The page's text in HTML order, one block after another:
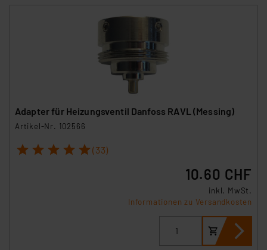
Adapter für Heizungsventil Danfoss RAVL (Messing)
Artikel-Nr. 102566
1 2 3 4 5 (33)
10.60 CHF
inkl. MwSt.
Informationen zu Versandkosten